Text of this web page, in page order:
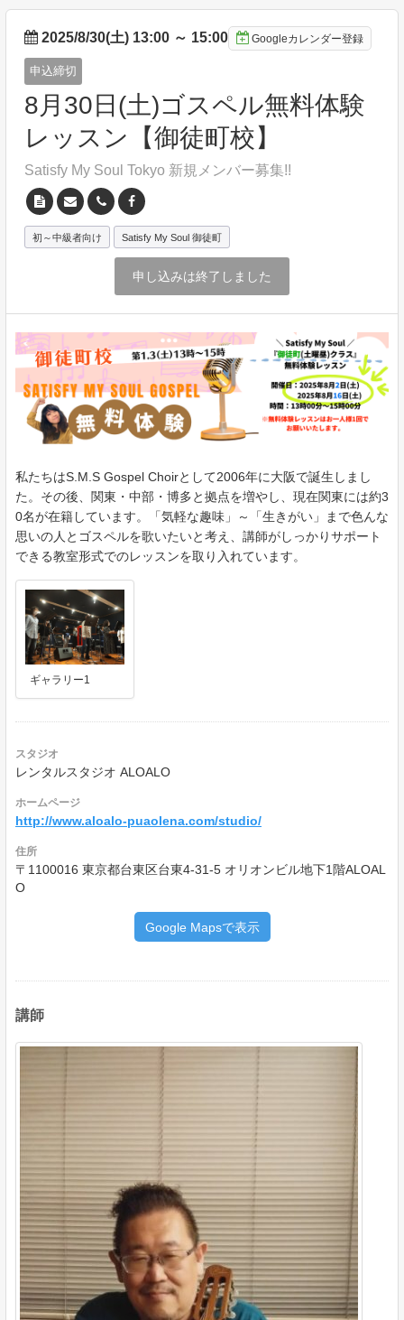
2025/8/30(土) 13:00 ～ 15:00 Googleカレンダー登録
申込締切
8月30日(土)ゴスペル無料体験
レッスン【御徒町校】
Satisfy My Soul Tokyo 新規メンバー募集!!
初～中級者向け Satisfy My Soul 御徒町
申し込みは終了しました
私たちはS.M.S Gospel Choirとして2006年に大阪で誕生しまし
た。その後、関東・中部・博多と拠点を増やし、現在関東には約3
0名が在籍しています。「気軽な趣味」～「生きがい」まで色んな
思いの人とゴスペルを歌いたいと考え、講師がしっかりサポート
できる教室形式でのレッスンを取り入れています。
ギャラリー1
スタジオ
レンタルスタジオ ALOALO
ホームページ
http://www.aloalo-puaolena.com/studio/
住所
〒1100016 東京都台東区台東4-31-5 オリオンビル地下1階ALOAL
O
Google Mapsで表示
講師